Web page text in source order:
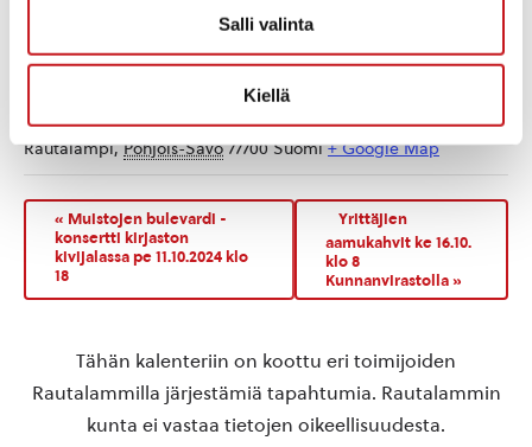
Salli valinta
Kiellä
TAPAHTUMAPAIKKA
Rautalammintie 4
Rautalampi, Pohjois-Savo 77700 Suomi + Google Map
« Muistojen bulevardi -
konsertti kirjaston
kivijalassa pe 11.10.2024 klo
18
Yrittäjien
aamukahvit ke 16.10.
klo 8
Kunnanvirastolla»
Tähän kalenteriin on koottu eri toimijoiden
Rautalammilla järjestämiä tapahtumia. Rautalammin
kunta ei vastaa tietojen oikeellisuudesta.